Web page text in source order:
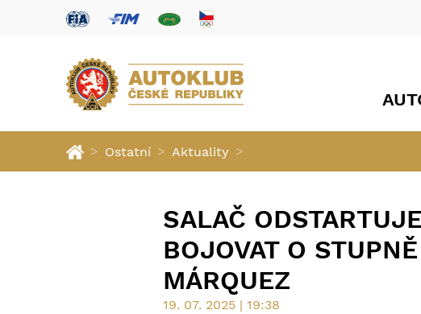
> Ostatní > Aktuality >
SALAČ
BOJOVAT O
MÁRQUEZ
19. 07. 2025 | 19:38